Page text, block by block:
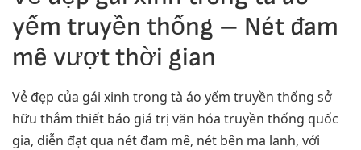
yếm truyền thống – Nét đam
mê vượt thời gian
Vẻ đẹp của gái xinh trong tà áo yếm truyền thống sở
hữu thắm thiết báo giá trị văn hóa truyền thống quốc
gia, diễn đạt qua nét đam mê, nét bên ma lanh, với